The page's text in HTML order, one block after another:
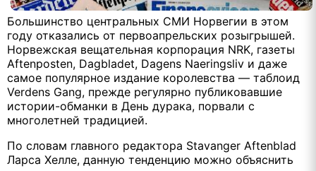
Большинство центральных СМИ Норвегии в этом
году отказались от первоапрельских розыгрышей.
Норвежская вещательная корпорация NRK, газеты
Aftenposten, Dagbladet, Dagens Naeringsliv и даже
самое популярное издание королевства — таблоид
Verdens Gang, прежде регулярно публиковавшие
истории-обманки в День дурака, порвали с
многолетней традицией.
По словам главного редактора Stavanger Aftenblad
Ларса Хелле, данную тенденцию можно объяснить